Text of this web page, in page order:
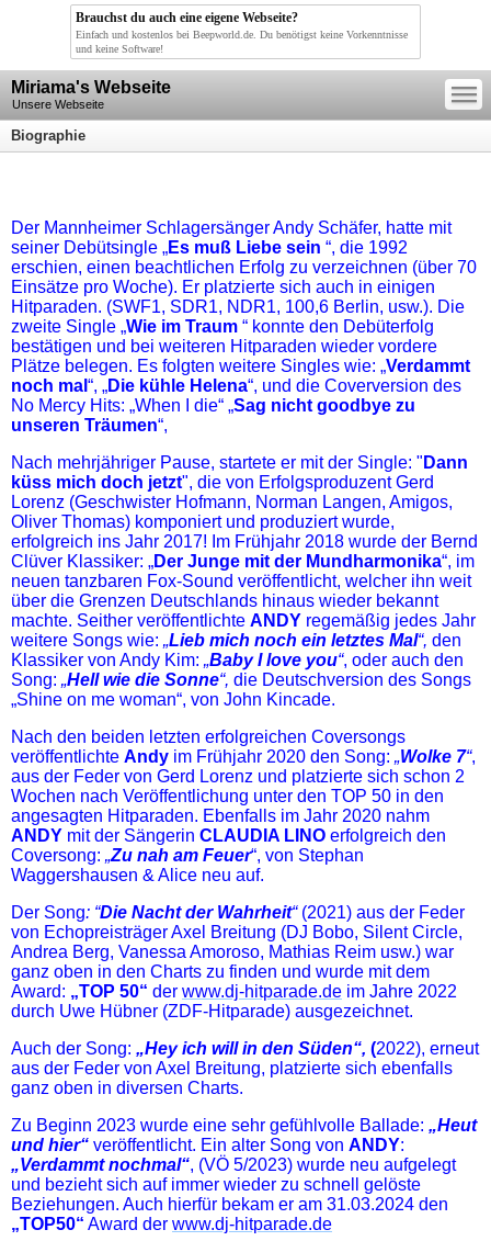
Brauchst du auch eine eigene Webseite?
Einfach und kostenlos bei Beepworld.de. Du benötigst keine Vorkenntnisse
und keine Software!
Miriama's Webseite
Unsere Webseite
—
—
—
Biographie
Der Mannheimer Schlagersänger Andy Schäfer, hatte mit
seiner Debütsingle „Es muß Liebe sein “, die 1992
erschien, einen beachtlichen Erfolg zu verzeichnen (über 70
Einsätze pro Woche). Er platzierte sich auch in einigen
Hitparaden. (SWF1, SDR1, NDR1, 100,6 Berlin, usw.). Die
zweite Single „Wie im Traum “ konnte den Debüterfolg
bestätigen und bei weiteren Hitparaden wieder vordere
Plätze belegen. Es folgten weitere Singles wie: „Verdammt
noch mal “, „Die kühle Helena“, und die Coverversion des
No Mercy Hits: „When I die“ „Sag nicht goodbye zu
unseren Träumen“,
Nach mehrjähriger Pause, startete er mit der Single: " Dann
küss mich doch jetzt", die von Erfolgsproduzent Gerd
Lorenz (Geschwister Hofmann, Norman Langen, Amigos,
Oliver Thomas) komponiert und produziert wurde,
erfolgreich ins Jahr 2017! Im Frühjahr 2018 wurde der Bernd
Clüver Klassiker: „Der Junge mit der Mundharmonika“, im
neuen tanzbaren Fox-Sound veröffentlicht, welcher ihn weit
über die Grenzen Deutschlands hinaus wieder bekannt
machte. Seither veröffentlichte ANDY regemäßig jedes Jahr
weitere Songs wie: „Lieb mich noch ein letztes Mal“, den
Klassiker von Andy Kim: „Baby I love you“, oder auch den
Song: „Hell wie die Sonne“, die Deutschversion des Songs
„Shine on me woman“, von John Kincade.
Nach den beiden letzten erfolgreichen Coversongs
veröffentlichte Andy im Frühjahr 2020 den Song: „Wolke 7“,
aus der Feder von Gerd Lorenz und platzierte sich schon 2
Wochen nach Veröffentlichung unter den TOP 50 in den
angesagten Hitparaden. Ebenfalls im Jahr 2020 nahm
ANDY mit der Sängerin CLAUDIA LINO erfolgreich den
Coversong: „Zu nah am Feuer“, von Stephan
Waggershausen & Alice neu auf.
Der Song: “Die Nacht der Wahrheit“(2021) aus der Feder
von Echopreisträger Axel Breitung (DJ Bobo, Silent Circle,
Andrea Berg, Vanessa Amoroso, Mathias Reim usw.) war
ganz oben in den Charts zu finden und wurde mit dem
Award: „TOP 50“ der www.dj-hitparade.de im Jahre 2022
durch Uwe Hübner (ZDF-Hitparade) ausgezeichnet.
Auch der Song: „Hey ich will in den Süden“, (2022), erneut
aus der Feder von Axel Breitung, platzierte sich ebenfalls
ganz oben in diversen Charts.
Zu Beginn 2023 wurde eine sehr gefühlvolle Ballade: „Heut
und hier“ veröffentlicht. Ein alter Song von ANDY:
„Verdammt nochmal“, (VÖ 5/2023) wurde neu aufgelegt
und bezieht sich auf immer wieder zu schnell gelöste
Beziehungen. Auch hierfür bekam er am 31.03.2024 den
„TOP50“ Award der www.dj-hitparade.de